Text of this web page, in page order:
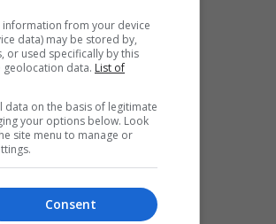
AUDI. Edhe
duke paraqitur në
të mëdha.
from your device
data) may be stored by,
or used specifically by this
geolocation data. List of
data on the basis of legitimate
your options below. Look
site menu to manage or
Consent